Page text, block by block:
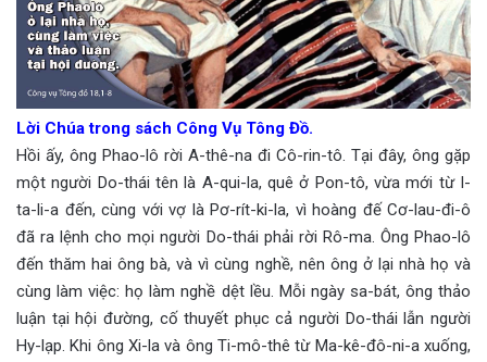
Lời Chúa trong sách Công Vụ Tông Đồ.
Hồi ấy, ông Phao-lô rời A-thê-na đi Cô-rin-tô. Tại đây, ông gặp
một người Do-thái tên là A-qui-la, quê ở Pon-tô, vừa mới từ I-
ta-li-a đến, cùng với vợ là Pơ-rít-ki-la, vì hoàng đế Cơ-lau-đi-ô
đã ra lệnh cho mọi người Do-thái phải rời Rô-ma. Ông Phao-lô
đến thăm hai ông bà, và vì cùng nghề, nên ông ở lại nhà họ và
cùng làm việc: họ làm nghề dệt lều. Mỗi ngày sa-bát, ông thảo
luận tại hội đường, cố thuyết phục cả người Do-thái lẫn người
Hy-lạp. Khi ông Xi-la và ông Ti-mô-thê từ Ma-kê-đô-ni-a xuống,